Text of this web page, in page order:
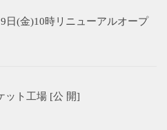
日(金)10時リニューアルオープ
ット工場 [公 開]